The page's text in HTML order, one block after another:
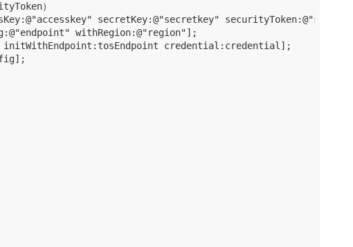
）
secretKey:@"secretkey"
withRegion:@"region"];
credential:credential];